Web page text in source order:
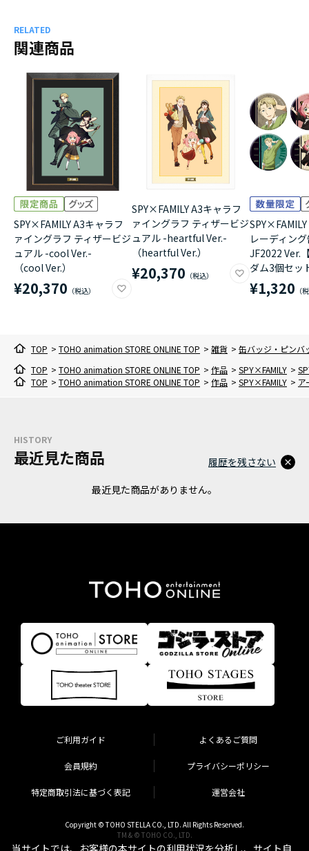
RELATED
関連商品
SPY×FAMILY A3キャラフ
ァイングラフ ティザービジ
ュアル -cool Ver.-
（cool Ver.）
¥20,370
SPY×FAMILY A3キャラフ
ァイングラフ ティザービジ
ュアル -heartful Ver.-
（heartful Ver.）
¥20,370
レーディン
JF2022 Ver.
ダム3個セッ
¥1,320
TOP > TOHO animation STORE ONLINE TOP > 雑貨 > 缶バッジ・ピンバ
TOP > TOHO animation STORE ONLINE TOP > 作品 > SPY×FAMILY >
TOP > TOHO animation STORE ONLINE TOP > 作品 > SPY×FAMILY > ア
HISTORY
最近見た商品
最近見た商品がありません。
履歴を残さない
ご利用ガイド よくあるご質問
会員規約 プライバシーポリシー
特定商取引法に基づく表記 運営会社
Copyright © TOHO STELLA CO., LTD. All Rights Reserved.
TM & © TOHO CO., LTD.